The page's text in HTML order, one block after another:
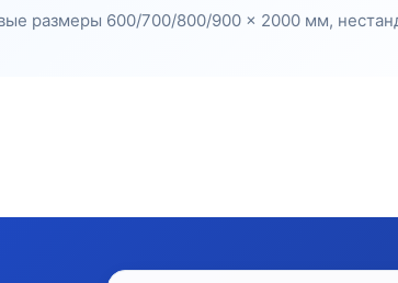
размеры 600/700/800/900 × 2000 мм,